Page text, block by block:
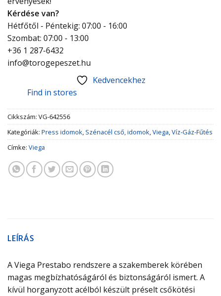
Kérdése van?
Hétfőtől - Péntekig: 07:00 - 16:00
Szombat: 07:00 - 13:00
+36 1 287-6432
info@torogepeszet.hu
Kedvencekhez
Find in stores
Cikkszám: VG-642556
Kategóriák: Press idomok, Szénacél cső, idomok,Viega,Víz-Gáz-Fűtés
Címke: Viega
LEÍRÁS
A Viega Prestabo rendszere a szakemberek körében
magas megbízhatóságáról és biztonságáról ismert. A
kívül horganyzott acélból készült préselt csőkötési